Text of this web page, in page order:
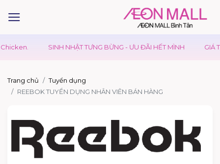
SINH NHẬT TƯNG BỪNG - ƯU ĐÃI HẾT MÌNH GIÁ
Trang chủ
Tuyển dụng
REEBOK TUYỂN DỤNG NHÂN VIÊN BÁN HÀNG